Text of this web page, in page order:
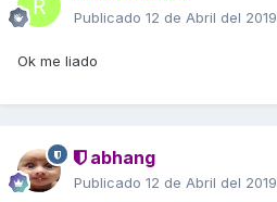
Publicado 12 de Abril del 2019
Ok me liado
abhang
Publicado 12 de Abril del 2019